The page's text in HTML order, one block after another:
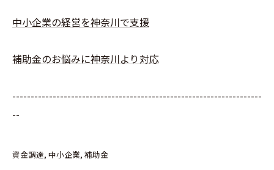
中小企業の経営を神奈川で支援
補助金のお悩みに神奈川より対応
--------------------------------------------------------------------
--
資金調達 中小企業 補助金